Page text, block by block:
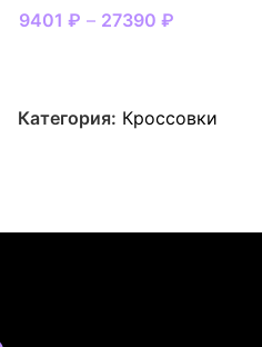
9401 ₽ – 27390 ₽
Категория: Кроссовки